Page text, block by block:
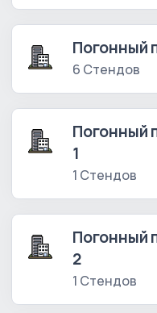
Погонный
6 Стендов
Погонный
1
1 Стендов
Погонный
2
1 Стендов